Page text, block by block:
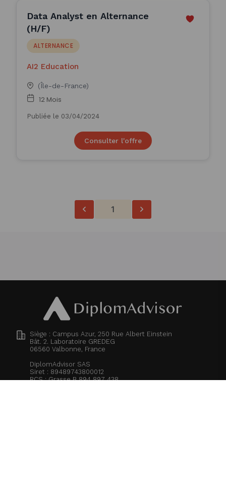
Data Analyst en Alternance
(H/F)
ALTERNANCE
AI2 Education
(Île-de-France)
12 Mois
Publiée le 03/04/2024
Consulter l'offre
1
Siège : Campus Azur, 250 Rue Albert Einstein
Bât. 2. Laboratoire GREDEG
06560 Valbonne, France
DiplomAdvisor SAS
Siret : 89489743800012
RCS : Grasse B 894 897 438